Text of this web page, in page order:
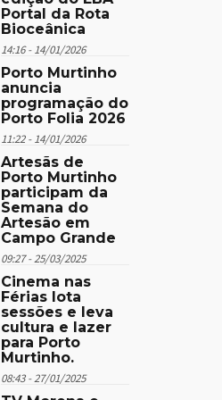
Portal da Rota
Bioceânica
14:16 - 14/01/2026
Porto Murtinho
anuncia
programação do
Porto Folia 2026
11:22 - 14/01/2026
Artesãs de
Porto Murtinho
participam da
Semana do
Artesão em
Campo Grande
09:27 - 25/03/2025
Cinema nas
Férias lota
sessões e leva
cultura e lazer
para Porto
Murtinho.
08:43 - 27/01/2025